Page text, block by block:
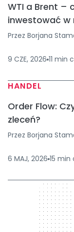
WTI a Brent –
inwestować w
Przez Borjana
9 CZE, 2026 11 min
HANDEL
Order Flow:
zleceń?
Przez Borjana
6 MAJ, 2026 15 min
300 x 250